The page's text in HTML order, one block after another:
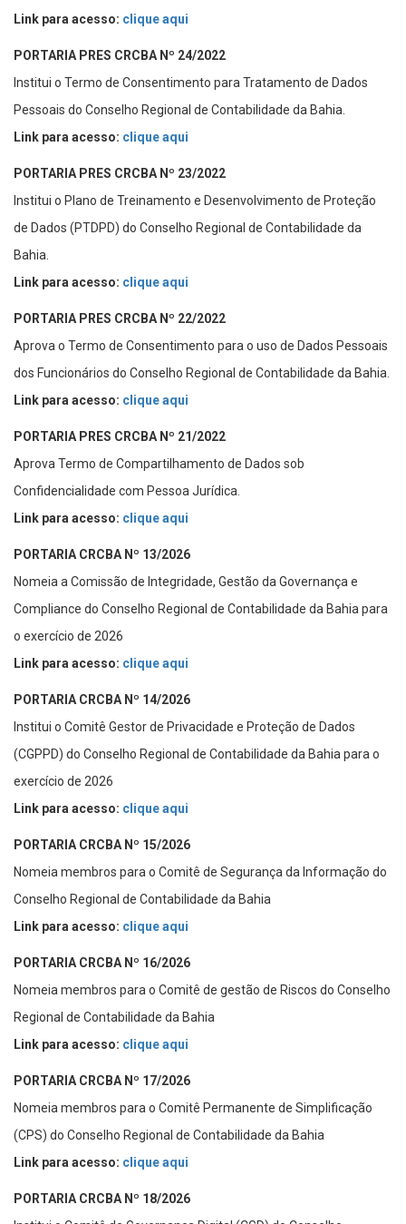
Link para acesso: clique aqui
PORTARIA PRES CRCBA Nº 24/2022
Institui o Termo de Consentimento para Tratamento de Dados
Pessoais do Conselho Regional de Contabilidade da Bahia.
Link para acesso: clique aqui
PORTARIA PRES CRCBA Nº 23/2022
Institui o Plano de Treinamento e Desenvolvimento de Proteção
de Dados (PTDPD) do Conselho Regional de Contabilidade da
Bahia.
Link para acesso: clique aqui
PORTARIA PRES CRCBA Nº 22/2022
Aprova o Termo de Consentimento para o uso de Dados Pessoais
dos Funcionários do Conselho Regional de Contabilidade da Bahia.
Link para acesso: clique aqui
PORTARIA PRES CRCBA Nº 21/2022
Aprova Termo de Compartilhamento de Dados sob
Confidencialidade com Pessoa Jurídica.
Link para acesso: clique aqui
PORTARIA CRCBA Nº 13/2026
Nomeia a Comissão de Integridade, Gestão da Governança e
Compliance do Conselho Regional de Contabilidade da Bahia para
o exercício de 2026
Link para acesso: clique aqui
PORTARIA CRCBA Nº 14/2026
Institui o Comitê Gestor de Privacidade e Proteção de Dados
(CGPPD) do Conselho Regional de Contabilidade da Bahia para o
exercício de 2026
Link para acesso: clique aqui
PORTARIA CRCBA Nº 15/2026
Nomeia membros para o Comitê de Segurança da Informação do
Conselho Regional de Contabilidade da Bahia
Link para acesso: clique aqui
PORTARIA CRCBA Nº 16/2026
Nomeia membros para o Comitê de gestão de Riscos do Conselho
Regional de Contabilidade da Bahia
Link para acesso: clique aqui
PORTARIA CRCBA Nº 17/2026
Nomeia membros para o Comitê Permanente de Simplificação
(CPS) do Conselho Regional de Contabilidade da Bahia
Link para acesso: clique aqui
PORTARIA CRCBA Nº 18/2026